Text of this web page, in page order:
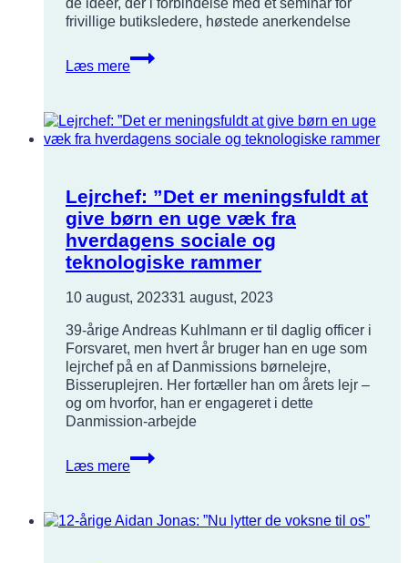
frivillige butiksledere, høstede anerkendelse
Læs mere
Gode
genbrugs-
Lejrchef: ”Det er meningsfuldt at
give børn en uge væk fra
hverdagens sociale og
teknologiske rammer
10 august, 202331 august, 2023
39-årige Andreas Kuhlmann er til daglig officer i
Forsvaret, men hvert år bruger han en uge som
lejrchef på en af Danmissions børnelejre,
Bisseruplejren. Her fortæller han om årets lejr –
og om hvorfor, han er engageret i dette
Danmission-arbejde
Læs mere
Lejrchef:
”Det
at